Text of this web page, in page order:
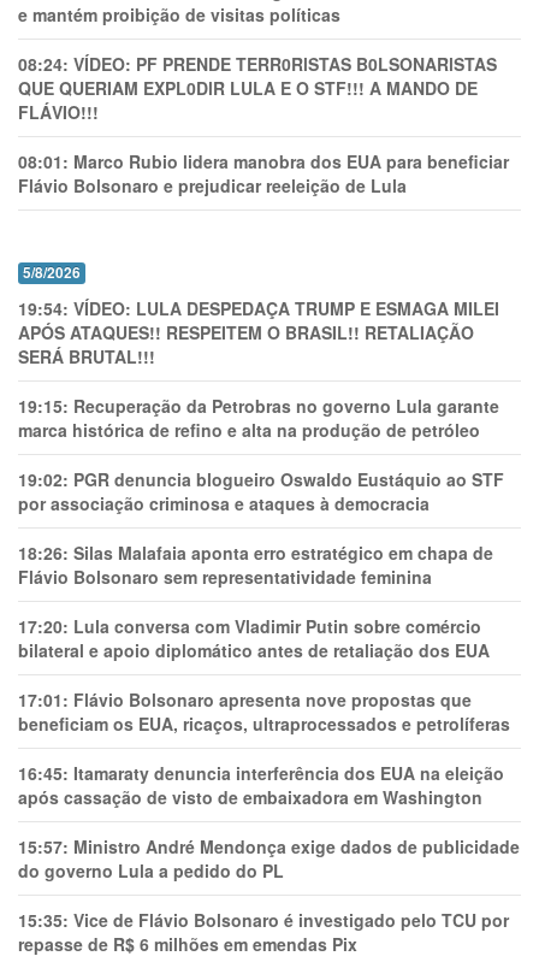
e mantém proibição de visitas políticas
08:24: VÍDEO: PF PRENDE TERR0RlSTAS B0LSONARlSTAS
QUE QUERIAM EXPL0DlR LULA E O STF!!! A MANDO DE
FLÁVIO!!!
08:01: Marco Rubio lidera manobra dos EUA para beneficiar
Flávio Bolsonaro e prejudicar reeleição de Lula
5/8/2026
19:54: VÍDEO: LULA DESPEDAÇA TRUMP E ESMAGA MILEI
APÓS ATAQUES!! RESPEITEM O BRASIL!! RETALIAÇÃO
SERÁ BRUTAL!!!
19:15: Recuperação da Petrobras no governo Lula garante
marca histórica de refino e alta na produção de petróleo
19:02: PGR denuncia blogueiro Oswaldo Eustáquio ao STF
por associação criminosa e ataques à democracia
18:26: Silas Malafaia aponta erro estratégico em chapa de
Flávio Bolsonaro sem representatividade feminina
17:20: Lula conversa com Vladimir Putin sobre comércio
bilateral e apoio diplomático antes de retaliação dos EUA
17:01: Flávio Bolsonaro apresenta nove propostas que
beneficiam os EUA, ricaços, ultraprocessados e petrolíferas
16:45: Itamaraty denuncia interferência dos EUA na eleição
após cassação de visto de embaixadora em Washington
15:57: Ministro André Mendonça exige dados de publicidade
do governo Lula a pedido do PL
15:35: Vice de Flávio Bolsonaro é investigado pelo TCU por
repasse de R$ 6 milhões em emendas Pix